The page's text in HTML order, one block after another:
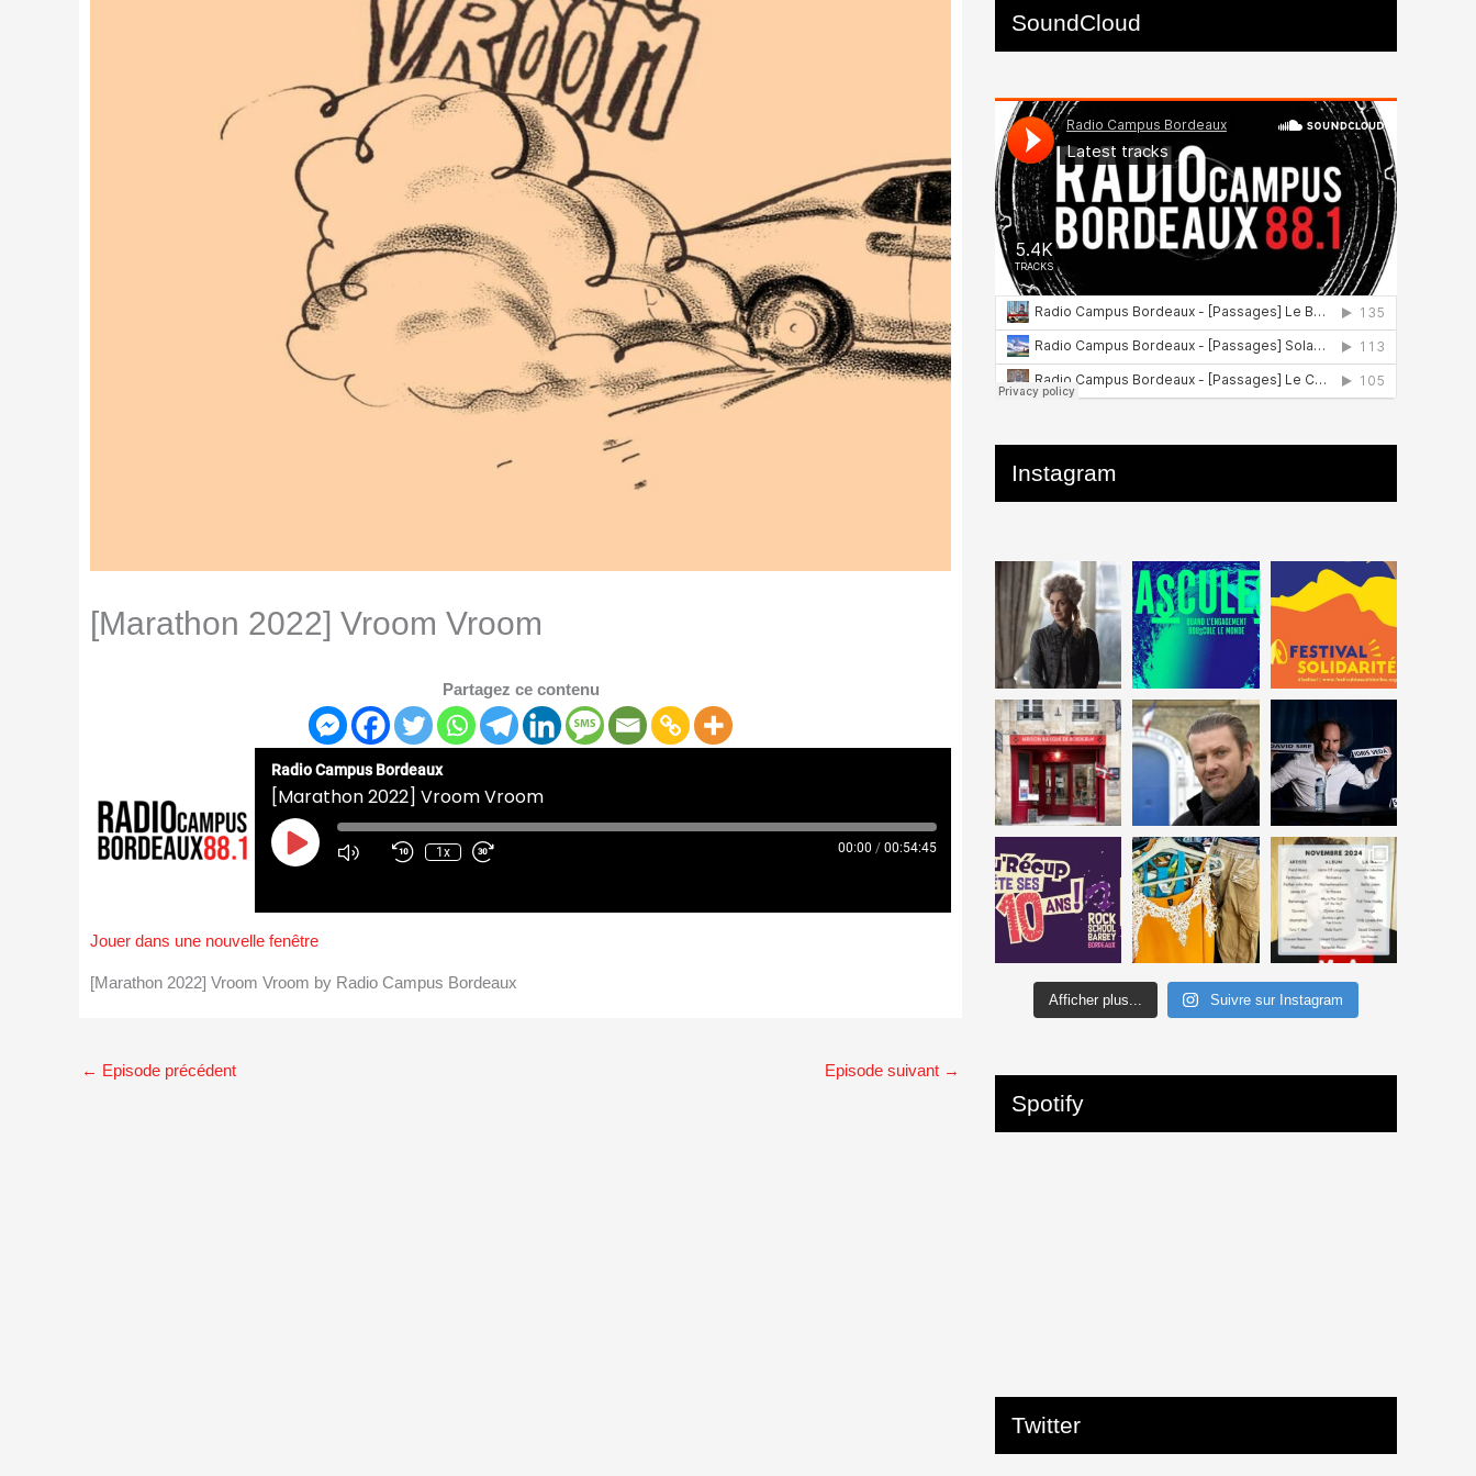
[Marathon 2022] Vroom Vroom
Partagez ce contenu
Radio Campus Bordeaux
[Marathon 2022] Vroom Vroom
Play
Episode
1x 00:00 / 00:54:45
Jouer dans une nouvelle fenêtre
[Marathon 2022] Vroom Vroom by Radio Campus Bordeaux
← Episode précédent Episode suivant →
SoundCloud
Instagram
Afficher plus... Suivre sur Instagram
Spotify
Twitter